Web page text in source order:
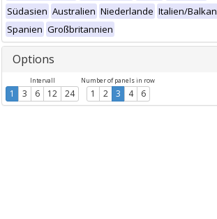
Südasien Australien Niederlande Italien/Balkan
Spanien Großbritannien
Options
Intervall
1 3 6 12 24
Number of panels in row
1 2 3 4 6